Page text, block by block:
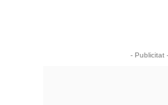
- Publicitat -